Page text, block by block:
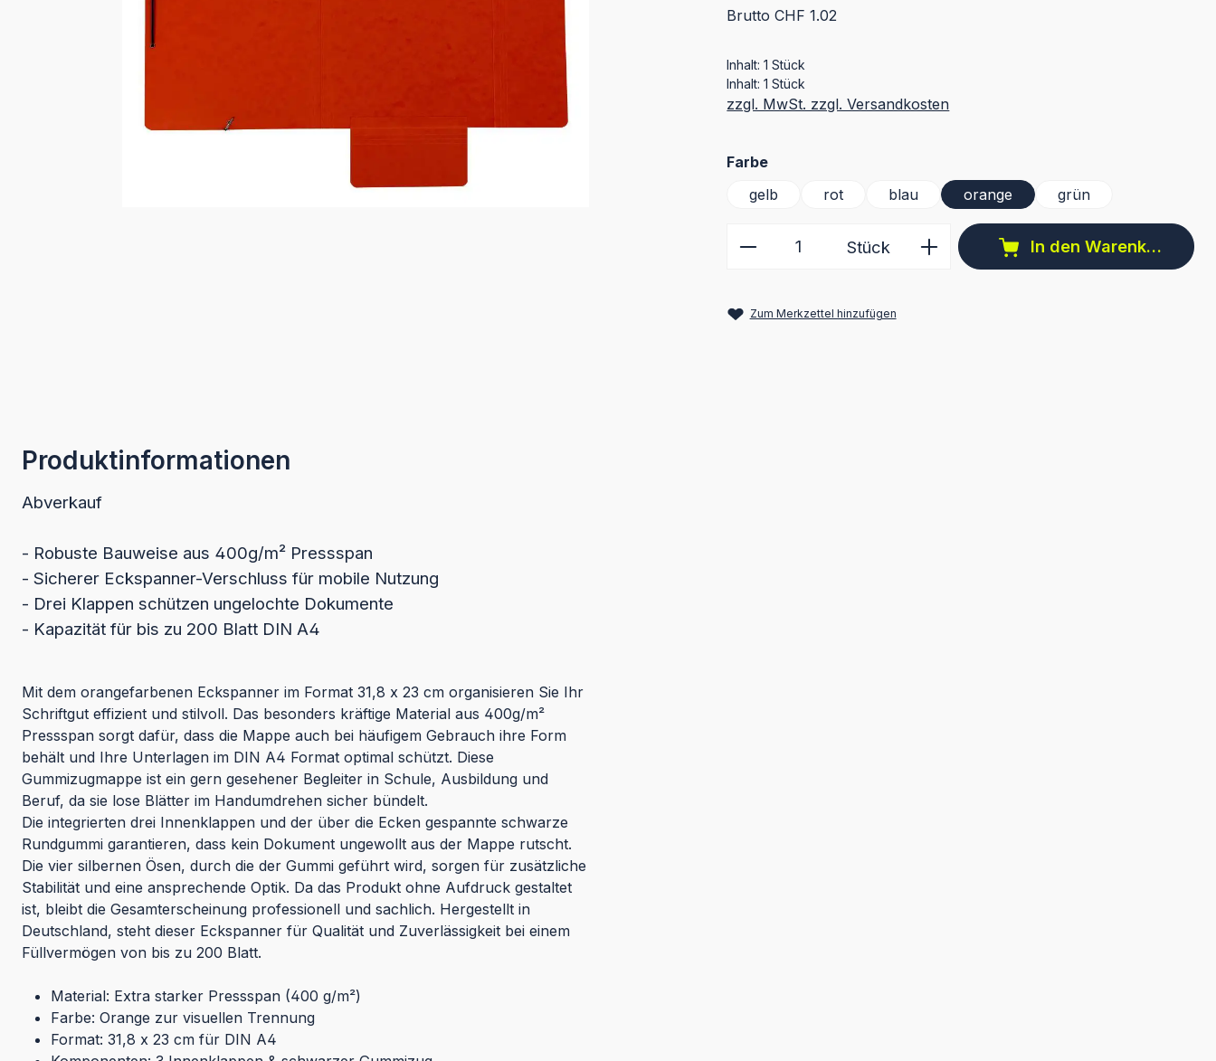
Brutto CHF 1.02
Inhalt:1 Stück
Inhalt:1 Stück
zzgl. MwSt. zzgl. Versandkosten
Farbeauswählen
gelb
rot blau orange grün
Produkt Anzahl: Gib den gewünschten Wert
Stück In den Warenkorb
Zum Merkzettel hinzufügen
Produktinformationen
Abverkauf
- Robuste Bauweise aus 400g/m² Pressspan
- Sicherer Eckspanner-Verschluss für mobile Nutzung
- Drei Klappen schützen ungelochte Dokumente
- Kapazität für bis zu 200 Blatt DIN A4
Mit dem orangefarbenen Eckspanner im Format 31,8 x 23 cm organisieren Sie Ihr
Schriftgut effizient und stilvoll. Das besonders kräftige Material aus 400g/m²
Pressspan sorgt dafür, dass die Mappe auch bei häufigem Gebrauch ihre Form
behält und Ihre Unterlagen im DIN A4 Format optimal schützt. Diese
Gummizugmappe ist ein gern gesehener Begleiter in Schule, Ausbildung und
Beruf, da sie lose Blätter im Handumdrehen sicher bündelt.
Die integrierten drei Innenklappen und der über die Ecken gespannte schwarze
Rundgummi garantieren, dass kein Dokument ungewollt aus der Mappe rutscht.
Die vier silbernen Ösen, durch die der Gummi geführt wird, sorgen für zusätzliche
Stabilität und eine ansprechende Optik. Da das Produkt ohne Aufdruck gestaltet
ist, bleibt die Gesamterscheinung professionell und sachlich. Hergestellt in
Deutschland, steht dieser Eckspanner für Qualität und Zuverlässigkeit bei einem
Füllvermögen von bis zu 200 Blatt.
Material: Extra starker Pressspan (400 g/m²)
Farbe: Orange zur visuellen Trennung
Format: 31,8 x 23 cm für DIN A4